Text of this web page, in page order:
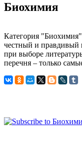
Биохимия
Категория
честный и правдивый
при выборе
перечня – только